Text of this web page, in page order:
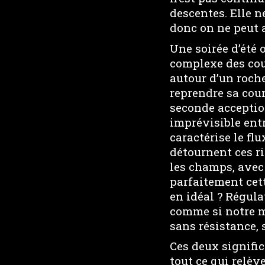
descentes. Elle
donc on ne peut
Une soirée
complexe des
autour d’un
reprendre sa
seconde
imprévisible
caractérise le
détournent ces
les champs,
parfaitement
en idéal ?
comme si notre
sans résistance,
Ces deux
tout ce qui